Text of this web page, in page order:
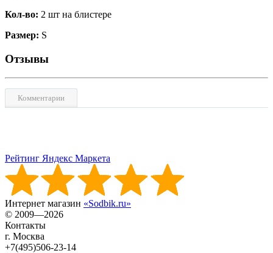
Кол-во: 2 шт на блистере
Размер: S
Отзывы
Комментарии
Рейтинг Яндекс Маркета
Интернет магазин «Sodbik.ru»
© 2009—2026
Контакты
г. Москва
+7(495)506-23-14